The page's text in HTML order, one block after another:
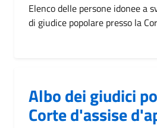
Elenco delle persone idonee a
di giudice popolare presso la
Albo dei giudici
Corte d'assise